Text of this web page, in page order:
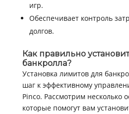
игр.
Обеспечивает контроль
долгов.
Как правильно
банкролла?
Установка лимитов для
шаг к эффективному
Pinco. Рассмотрим несколько
которые помогут вам